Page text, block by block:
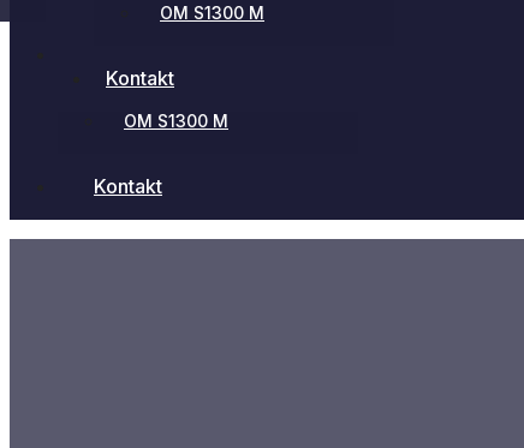
OM S1300 M
Kontakt
OM S1300 M
Kontakt